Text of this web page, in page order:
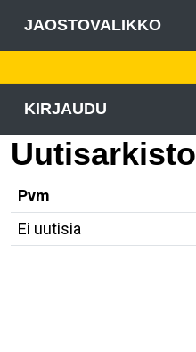
JAOSTOVALIKKO
KIRJAUDU
Uutisarkisto
Pvm
Ei uutisia